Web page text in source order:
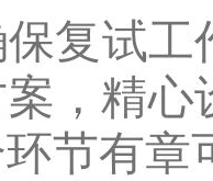
保复试
，精
节有章